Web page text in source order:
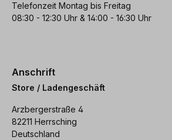
Telefonzeit Montag bis Freitag
08:30 - 12:30 Uhr & 14:00 - 16:30 Uhr
Anschrift
Store / Ladengeschäft
Arzbergerstraße 4
82211 Herrsching
Deutschland